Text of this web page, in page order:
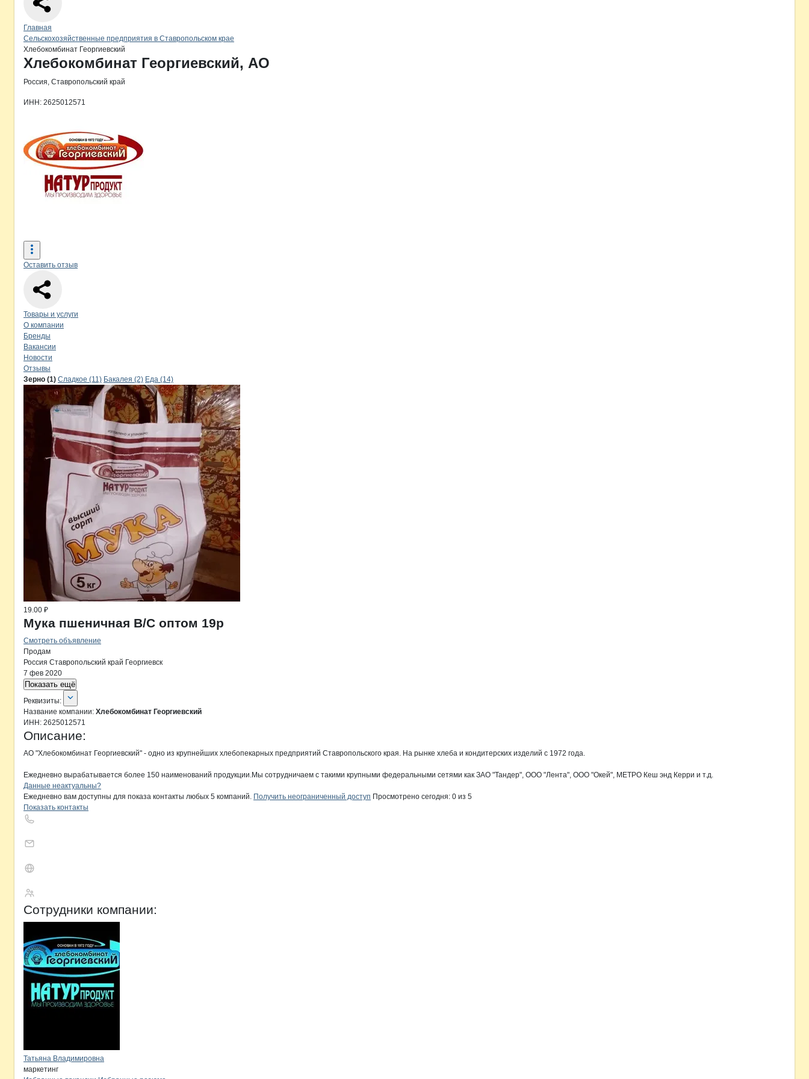
Навигация по сайту
Главная
Сельскохозяйственные предприятия в Ставропольском крае
Хлебокомбинат Георгиевский
Основная информация о компании
Хлебокомбинат Георгиевский, АО
Россия, Ставропольский край
ИНН: 2625012571
Оставить отзыв
Навигация по странице
Товары и услуги
О компании
Бренды
Вакансии
Новости
Отзывы
ПродукцияХлебокомбинат Георгиевский, АО
Навигация по продуктамкомпании
Зерно (1) Сладкое (11) Бакалея (2) Еда (14)
19.00 ₽
Мука пшеничная В/С оптом 19р
Смотреть объявление
Продам
Россия Ставропольский край Георгиевск
7 фев 2020
Показать ещё
О компании
Реквизиты
Реквизиты:
Название компании: Хлебокомбинат Георгиевский
ИНН: 2625012571
Описание:
АО "Хлебокомбинат Георгиевский" - одно из крупнейших хлебопекарных предприятий Ставропольского края. На рынке хлеба и кондитерских изделий с 1972 года.
Ежедневно вырабатывается более 150 наименований продукции.Мы сотрудничаем с такими крупными федеральными сетями как ЗАО "Тандер", ООО "Лента", ООО "Окей", МЕТРО Кеш энд Керри и т.д.
Контактыкомпании
+7(800)000-00-..
Данные неактуальны?
Ежедневно вам доступны для показа контакты любых 5 компаний. Получить неограниченный доступ Просмотрено сегодня: 0 из 5
Показать контакты
Сотрудники компании:
Татьяна Владимировна
маркетинг